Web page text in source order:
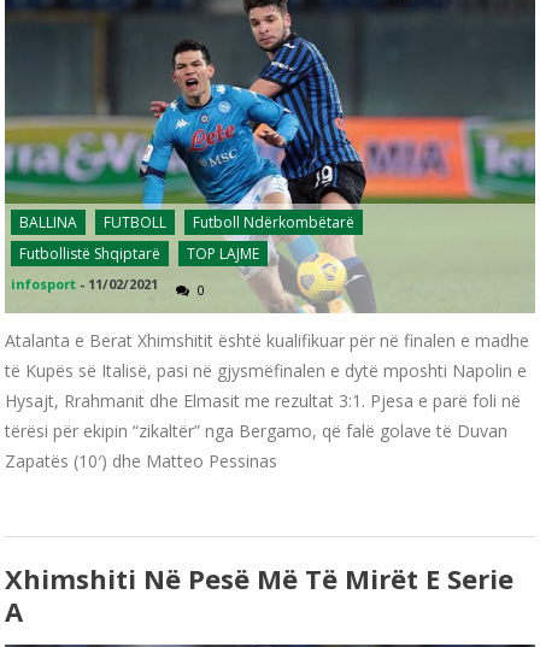
BALLINA FUTBOLL
Futboll Ndërkombëtarë
Futbollistë Shqiptarë
TOP LAJME
infosport - 11/02/2021 0
Atalanta e Berat Xhimshitit është kualifikuar për në finalen e madhe
të Kupës së Italisë, pasi në gjysmëfinalen e dytë mposhti Napolin e
Hysajt, Rrahmanit dhe Elmasit me rezultat 3:1. Pjesa e parë foli në
tërësi për ekipin “zikaltër” nga Bergamo, që falë golave të Duvan
Zapatës (10′) dhe Matteo Pessinas
Xhimshiti Në Pesë Më Të Mirët E Serie
A